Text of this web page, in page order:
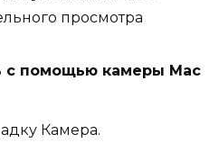
с помощью камеры Mac
Камера.